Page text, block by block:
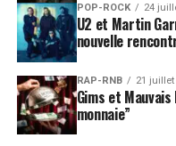
POP-ROCK 24
U2 et Martin
nouvelle
RAP-RNB 21 juillet
Gims et Mauvais
monnaie”